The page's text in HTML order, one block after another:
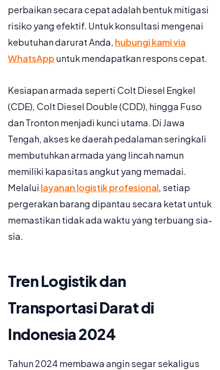
perbaikan secara cepat adalah bentuk mitigasi
risiko yang efektif. Untuk konsultasi mengenai
kebutuhan darurat Anda, hubungi kami via
WhatsApp untuk mendapatkan respons cepat.
Kesiapan armada seperti Colt Diesel Engkel
(CDE), Colt Diesel Double (CDD), hingga Fuso
dan Tronton menjadi kunci utama. Di Jawa
Tengah, akses ke daerah pedalaman seringkali
membutuhkan armada yang lincah namun
memiliki kapasitas angkut yang memadai.
Melalui layanan logistik profesional, setiap
pergerakan barang dipantau secara ketat untuk
memastikan tidak ada waktu yang terbuang sia-
sia.
Tren Logistik dan
Transportasi Darat di
Indonesia 2024
Tahun 2024 membawa angin segar sekaligus